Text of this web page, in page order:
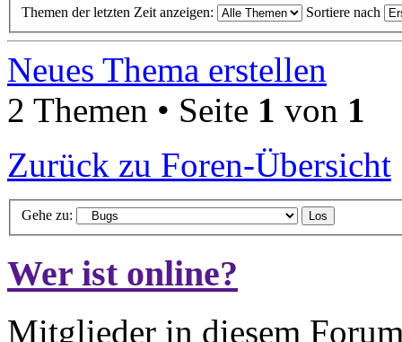
Themen der letzten Zeit anzeigen: Sortiere nach
Neues Thema erstellen
2 Themen • Seite 1 von 1
Zurück zu Foren-Übersicht
Gehe zu:
Wer ist online?
Mitglieder in diesem